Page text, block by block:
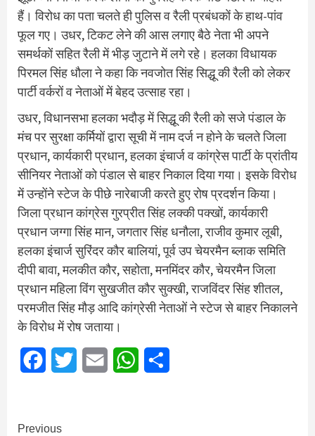
हैं। विरोध का पता चलते ही पुलिस व रैली प्रबंधकाें के हाथ-पांव
फूल गए। उधर, टिकट लेने की आस लगाए बैठे नेता भी अपने
समर्थकों सहित रैली में भीड़ जुटाने में लगे रहे। हलका विधायक
पिरमल सिंह धौला ने कहा कि नवजोत सिंह सिद्धू की रैली को लेकर
पार्टी वर्करों व नेताओं में बेहद उत्साह रहा।
उधर, विधानसभा हलका भदौड़ में सिद्धू की रैली को सजे पंडाल के
मंच पर सुरक्षा कर्मियों द्वारा सूची में नाम दर्ज न हाेने के चलते जिला
प्रधान, कार्यकारी प्रधान, हलका इंचार्ज व कांग्रेस पार्टी के प्रांतीय
सीनियर नेताओं को पंडाल से बाहर निकाल दिया गया। इसके विरोध
में उन्होंने स्टेज के पीछे नारेबाजी करते हुए रोष प्रदर्शन किया।
जिला प्रधान कांग्रेस गुरप्रीत सिंह लक्की पक्खों, कार्यकारी
प्रधान जग्गा सिंह मान, जगतार सिंह धनौला, राजीव कुमार लूबी,
हलका इंचार्ज सुरिंदर कौर बालियां, पूर्व उप चेयरमैन ब्लाक समिति
दीपी बावा, मलकीत कौर, सहोता, मनमिंदर कौर, चेयरमैन जिला
प्रधान महिला विंग सुखजीत कौर सुक्खी, राजविंदर सिंह शीतल,
परमजीत सिंह मौड़ आदि कांग्रेसी नेताओं ने स्टेज से बाहर निकालने
के विरोध में रोष जताया।
FacebookTwitter Email WhatsApp
Continue
Previous